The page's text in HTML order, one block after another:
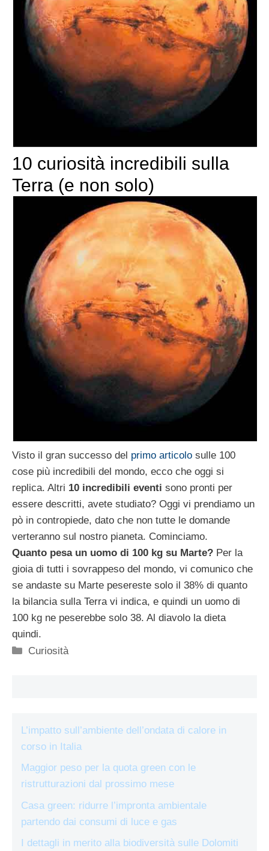
10 curiosità incredibili sulla
Terra (e non solo)
Visto il gran successo del primo articolo sulle 100
cose più incredibili del mondo, ecco che oggi si
replica. Altri 10 incredibili eventi sono pronti per
essere descritti, avete studiato? Oggi vi prendiamo un
pò in contropiede, dato che non tutte le domande
verteranno sul nostro pianeta. Cominciamo.
Quanto pesa un uomo di 100 kg su Marte? Per la
gioia di tutti i sovrappeso del mondo, vi comunico che
se andaste su Marte pesereste solo il 38% di quanto
la bilancia sulla Terra vi indica, e quindi un uomo di
100 kg ne peserebbe solo 38. Al diavolo la dieta
quindi.
Categorie
Curiosità
L’impatto sull’ambiente dell’ondata di calore in
corso in Italia
Maggior peso per la quota green con le
ristrutturazioni dal prossimo mese
Casa green: ridurre l’impronta ambientale
partendo dai consumi di luce e gas
I dettagli in merito alla biodiversità sulle Dolomiti